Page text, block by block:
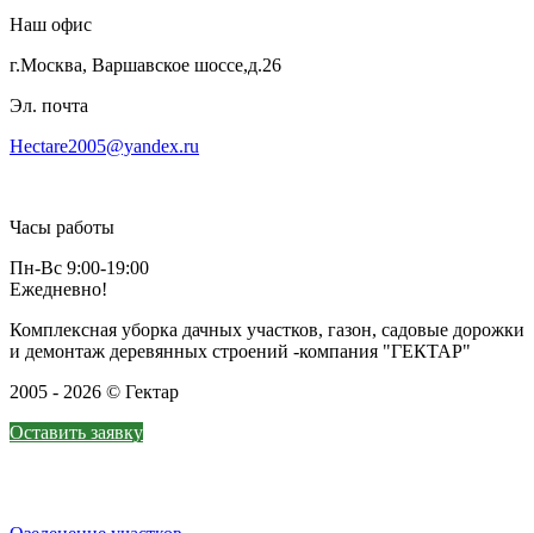
Наш офис
г.Москва, Варшавское шоссе,д.26
Эл. почта
Hectare2005@yandex.ru
Часы работы
Пн-Вс 9:00-19:00
Ежедневно!
Комплексная уборка дачных участков, газон, садовые дорожки
и демонтаж деревянных строений -компания "ГЕКТАР"
2005 - 2026 © Гектар
Оставить заявку